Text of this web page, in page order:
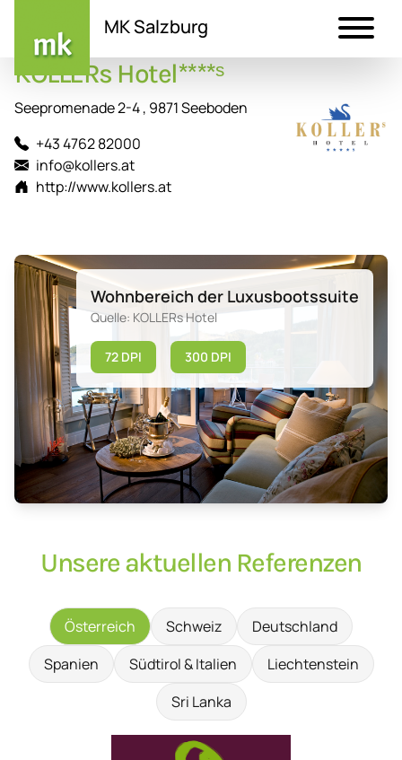
Inhalt
MK Salzburg
KOLLERs Hotel****ˢ
Seepromenade 2-4 , 9871 Seeboden
+43 4762 82000
info@kollers.at
http://www.kollers.at
Wohnbereich der Luxusbootssuite
Quelle: KOLLERs Hotel
72 DPI 300 DPI
Unsere aktuellen Referenzen
Österreich Schweiz
Deutschland
Spanien
Südtirol & Italien
Liechtenstein
Sri Lanka